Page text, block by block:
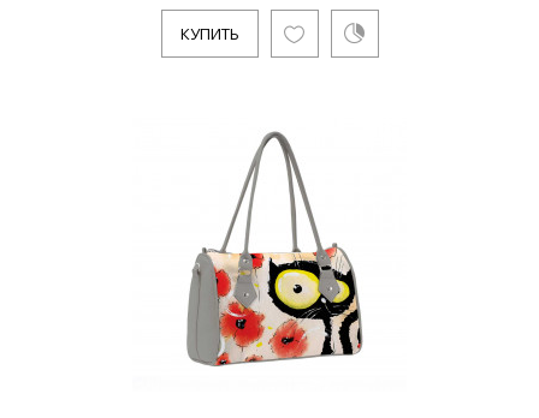
18995р.
КУПИТЬ
18995р.
КУПИТЬ